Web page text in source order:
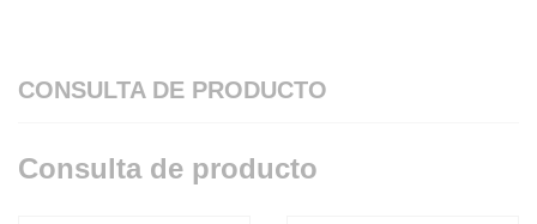
CONSULTA DE PRODUCTO
Consulta de producto